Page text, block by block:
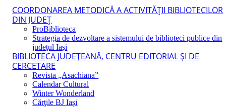
COORDONAREA METODICĂ A ACTIVITĂŢII BIBLIOTECILOR
DIN JUDEŢ
ProBiblioteca
Strategia de dezvoltare a sistemului de biblioteci publice din
judeţul Iaşi
BIBLIOTECA JUDEŢEANĂ, CENTRU EDITORIAL ŞI DE
CERCETARE
Revista „Asachiana”
Calendar Cultural
Winter Wonderland
Cărţile BJ Iaşi